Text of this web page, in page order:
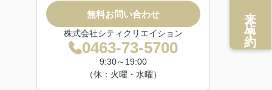
無料お問い合わせ
株式会社シティクリエイション
0463-73-5700
9:30～19:00
（休：火曜・水曜）
来店予約